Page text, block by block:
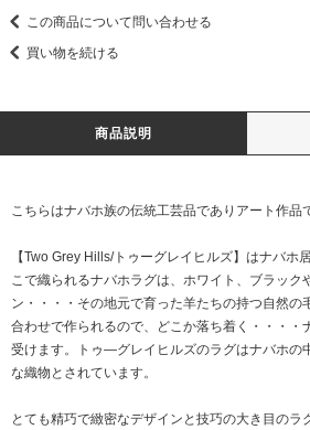
この商品について問い合わせる
買い物を続ける
商品説明
こちらはナバホ族の伝統工芸品でありアート作品
【Two Grey Hills/トゥーグレイヒルズ】はナバホ
こで織られるナバホラグは、ホワイト、ブラック
ン・・・・その地元で育った羊たちの持つ自然の
合わせで作られるので、どこか落ち着く・・・・
受けます。トゥ―グレイヒルズのラグはナバホの
な織物とされています。
とても精巧で緻密なデザインと技巧の大き目のラ